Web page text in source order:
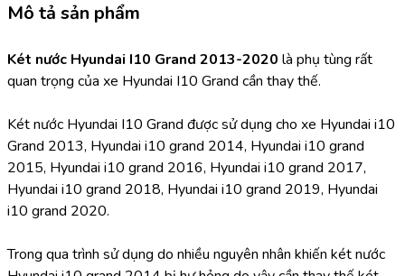
Mô tả sản phẩm
Két nước Hyundai I10 Grand 2013-2020 là phụ tùng rất
quan trọng của xe Hyundai I10 Grand cần thay thế.
Két nước Hyundai I10 Grand được sử dụng cho xe Hyundai i10
Grand 2013, Hyundai i10 grand 2014, Hyundai i10 grand
2015, Hyundai i10 grand 2016, Hyundai i10 grand 2017,
Hyundai i10 grand 2018, Hyundai i10 grand 2019, Hyundai
i10 grand 2020.
Trong qua trình sử dụng do nhiều nguyên nhân khiến két nước